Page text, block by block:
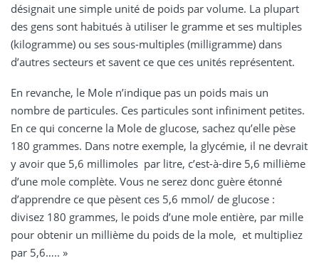
désignait une simple unité de poids par volume. La plupart
des gens sont habitués à utiliser le gramme et ses multiples
(kilogramme) ou ses sous-multiples (milligramme) dans
d’autres secteurs et savent ce que ces unités représentent.
En revanche, le Mole n’indique pas un poids mais un
nombre de particules. Ces particules sont infiniment petites.
En ce qui concerne la Mole de glucose, sachez qu’elle pèse
180 grammes. Dans notre exemple, la glycémie, il ne devrait
y avoir que 5,6 millimoles par litre, c’est-à-dire 5,6 millième
d’une mole complète. Vous ne serez donc guère étonné
d’apprendre ce que pèsent ces 5,6 mmol/ de glucose :
divisez 180 grammes, le poids d’une mole entière, par mille
pour obtenir un millième du poids de la mole, et multipliez
par 5,6….. »